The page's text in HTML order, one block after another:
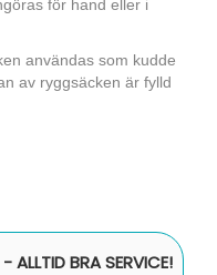
för hand eller i
användas som kudde
av ryggsäcken är fylld
ALLTID BRA SERVICE!